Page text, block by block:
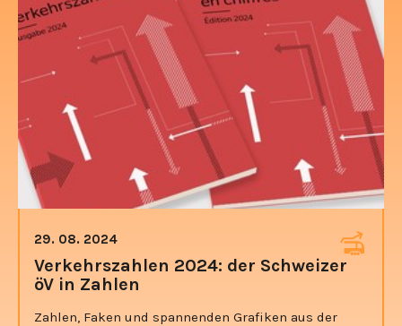
29. 08. 2024
Verkehrszahlen 2024: der Schweizer
öV in Zahlen
Zahlen, Faken und spannenden Grafiken aus der